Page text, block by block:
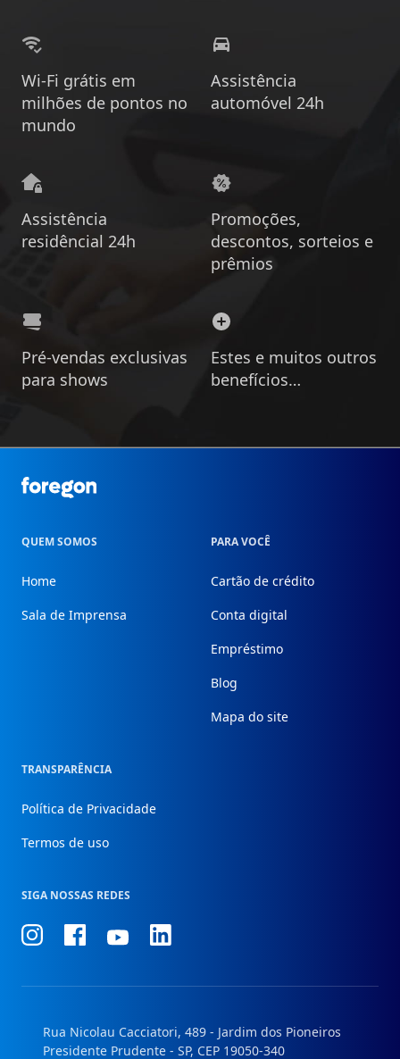
Wi-Fi grátis em
milhões de pontos no
mundo
Assistência
automóvel 24h
Assistência
residêncial 24h
Promoções,
descontos, sorteios e
prêmios
Pré-vendas exclusivas
para shows
Estes e muitos outros
benefícios…
Foregon.com
QUEM SOMOS
Home
Sala de Imprensa
PARA VOCÊ
Cartão de crédito
Conta digital
Empréstimo
Blog
Mapa do site
TRANSPARÊNCIA
Política de Privacidade
Termos de uso
SIGA NOSSAS REDES
ConheçaConheçaConheçaConheça
Rua Nicolau Cacciatori, 489 - Jardim dos Pioneiros
Presidente Prudente - SP, CEP 19050-340